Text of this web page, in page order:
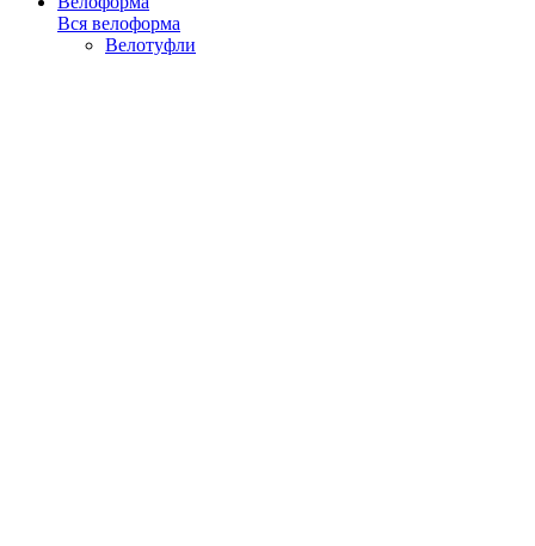
Вся велоформа
Велотуфли